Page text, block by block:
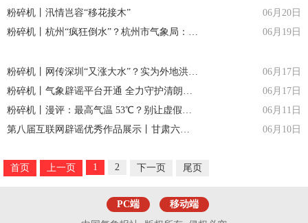
粉碎机丨汛情岂容“移花接木”
06月20日
粉碎机丨杭州“疯狂倒水”？杭州市气象局：假的！
06月19日
粉碎机丨网传深圳“又涨大水”？实为外地洪涝画面！
06月17日
粉碎机丨气象辟谣平台开通 全力守护清朗网络空间
06月17日
粉碎机丨漫评：最高气温 53℃？别让虚假预报误导公众
06月11日
第八届互联网辟谣优秀作品展示丨甘肃六月飞雪有“冤情”？
06月10日
首页 上一页 1 2 下一页 尾页
PC端
移动端